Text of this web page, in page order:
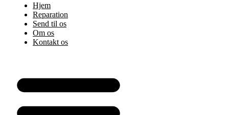
Hjem
Reparation
Send til os
Om os
Kontakt os